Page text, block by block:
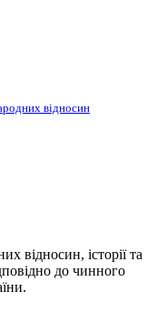
відносин
відносин, історії та
до чинного